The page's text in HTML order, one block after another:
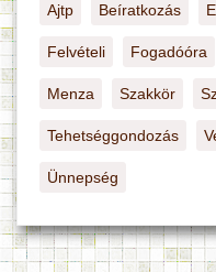
Ajtp Beíratkozás
Felvételi Fogadóóra
Menza Szakkör
Tehetséggondozás
Ünnepség